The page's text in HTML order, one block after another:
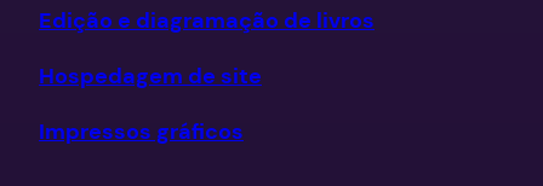
Edição e diagramação de livros
Hospedagem de site
Impressos gráficos